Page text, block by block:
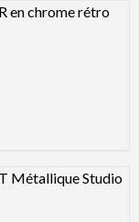
Image
Image